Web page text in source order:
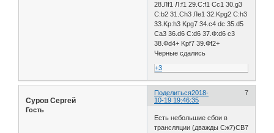
28.Лf1 Л:f1 29.C:f1 Сс1 30.g3
C:b2 31.Ch3 Лe1 32.Kpg2 C:h3
33.Kp:h3 Kpg7 34.c4 dc 35.d5
Ca3 36.d6 C:d6 37.Ф:d6 c3
38.Фd4+ Kpf7 39.Фf2+
Черные сдались
+3
Поделиться 7
2018-
10-19 19:46:35
Суров Сергей
Гость
Есть небольшие сбои в
трансляции (дважды Сж7)СВ7